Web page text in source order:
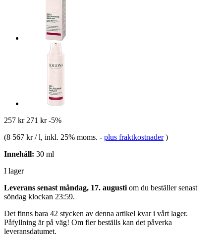
257 kr 271 kr -5%
(8 567 kr / l, inkl. 25% moms. - plus fraktkostnader )
Innehåll: 30 ml
I lager
Leverans senast måndag, 17. augusti om du beställer senast
söndag klockan 23:59.
Det finns bara 42 stycken av denna artikel kvar i vårt lager.
Påfyllning är på väg! Om fler beställs kan det påverka
leveransdatumet.